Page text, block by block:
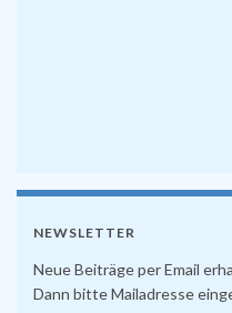
NEWSLETTER
Neue Beiträge per Email
Dann bitte Mailadresse